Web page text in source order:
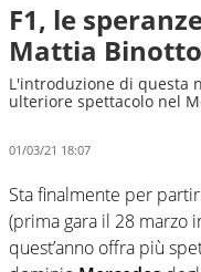
F1, le
Mattia Binotto
L'introduzione di questa
ulteriore spettacolo nel
01/03/21 18:07
Sta finalmente per
(prima gara il 28 marzo
quest’anno offra più